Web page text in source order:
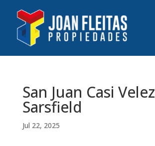
San Juan Casi Velez
Sarsfield
Jul 22, 2025